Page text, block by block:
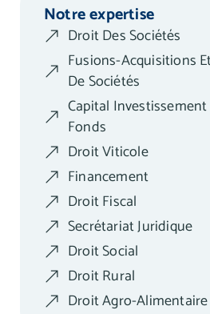
Notre expertise
Droit Des Sociétés
Fusions-Acquisitions
De Sociétés
Capital
Fonds
Droit Viticole
Financement
Droit Fiscal
Secrétariat Juridique
Droit Social
Droit Rural
Droit Agro-Alimentaire